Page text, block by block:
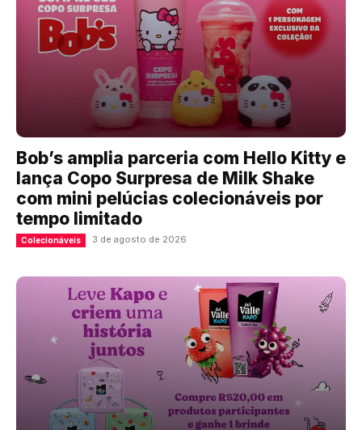
Bob’s amplia parceria com Hello Kitty e
lança Copo Surpresa de Milk Shake
com mini pelúcias colecionáveis por
tempo limitado
Colecionáveis 3 de agosto de 2026